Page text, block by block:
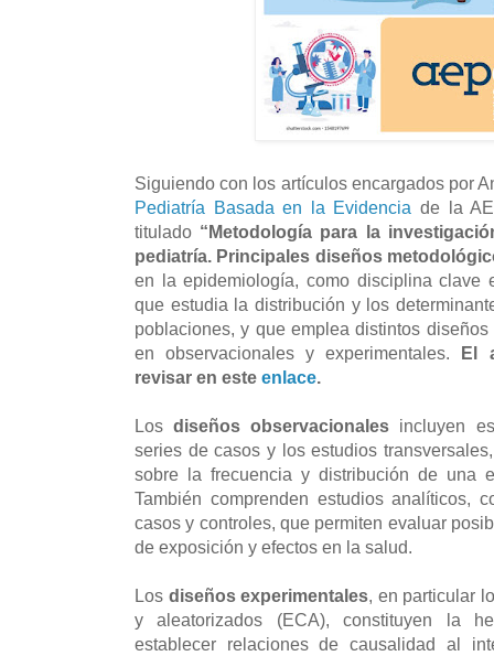
Siguiendo con los artículos encargados por
Pediatría Basada en la Evidencia de la
titulado “Metodología para la
pediatría. Principales diseños
en la epidemiología, como disciplina clave
que estudia la distribución y los
poblaciones, y que emplea distintos
en observacionales y experimentales.
El
revisar en este enlace.
Losdiseños observacionales incluyen
series de casos y los estudios
sobre la frecuencia y distribución de una
También comprenden estudios analíticos,
casos y controles, que permiten evaluar
de exposición y efectos en la salud.
Los diseños experimentales, en particular
y aleatorizados (ECA), constituyen la
establecer relaciones de causalidad al